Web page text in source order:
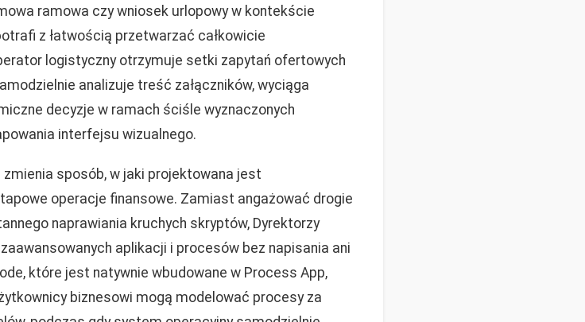
ramowa czy wniosek urlopowy w kontekście
z łatwością przetwarzać całkowicie
logistyczny otrzymuje setki zapytań ofertowych
analizuje treść załączników, wyciąga
decyzje w ramach ściśle wyznaczonych
interfejsu wizualnego.
sposób, w jaki projektowana jest
operacje finansowe. Zamiast angażować drogie
naprawiania kruchych skryptów, Dyrektorzy
aplikacji i procesów bez napisania ani
które jest natywnie wbudowane w Process App,
biznesowi mogą modelować procesy za